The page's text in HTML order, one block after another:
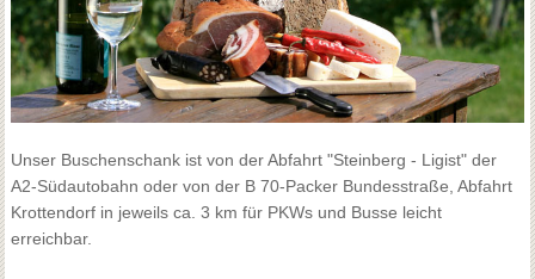
Unser Buschenschank ist von der Abfahrt "Steinberg - Ligist" der
A2-Südautobahn oder von der B 70-Packer Bundesstraße, Abfahrt
Krottendorf in jeweils ca. 3 km für PKWs und Busse leicht
erreichbar.